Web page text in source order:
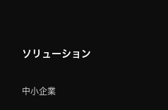
ソリューション
中小企業